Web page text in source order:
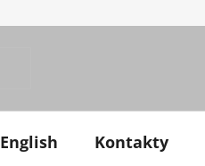
English Kontakty